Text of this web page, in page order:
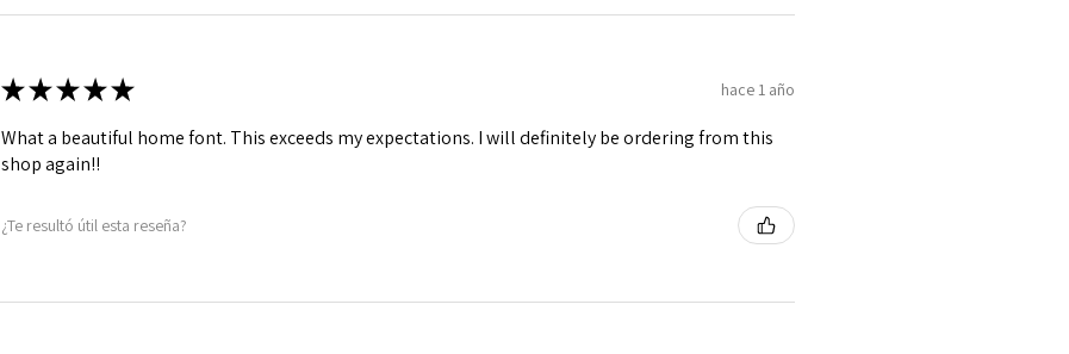
★★★★★ hace 1 año
What a beautiful home font. This exceeds my expectations. I will definitely be ordering from this
shop again!!
¿Te resultó útil esta reseña?